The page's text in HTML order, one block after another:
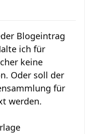
Blogeintrag
ich für
keine
Oder soll der
für
werden.